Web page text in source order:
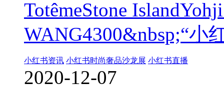
TotêmeStone
WANG4300&nbsp;“小
小红书资讯 小红书时尚奢品沙龙展 小红书直播
2020-12-07